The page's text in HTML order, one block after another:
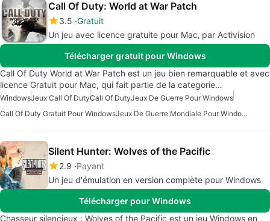
Call Of Duty: World at War Patch
3.5 Gratuit
Un jeu avec licence gratuite pour Mac‚ par Activision
Télécharger gratuit pour Windows
Call Of Duty World at War Patch est un jeu bien remarquable et avec
licence Gratuit pour Mac, qui fait partie de la categorie…
WindowsJeux Call Of DutyCall Of DutyJeux De Guerre Pour Windows
Call Of Duty Gratuit Pour Windows
Jeux De Guerre Mondiale Pour Windows
Silent Hunter: Wolves of the Pacific
2.9 Payant
Un jeu d'émulation en version complète pour Windows
Télécharger pour Windows
Chasseur silencieux : Wolves of the Pacific est un jeu Windows en